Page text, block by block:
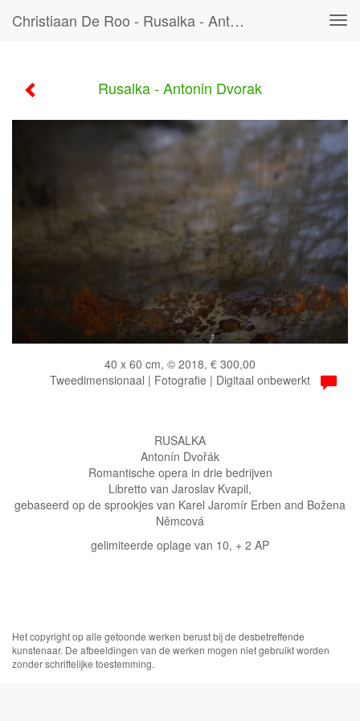
Christiaan De Roo - Rusalka - Antonin Dvorak
Rusalka - Antonin Dvorak
40 x 60 cm, © 2018, € 300,00
Tweedimensionaal | Fotografie | Digitaal onbewerkt
RUSALKA
Antonín Dvořák
Romantische opera in drie bedrijven
Libretto van Jaroslav Kvapil,
gebaseerd op de sprookjes van Karel Jaromír Erben and Božena
Němcová
gelimiteerde oplage van 10, + 2 AP
Het copyright op alle getoonde werken berust bij de desbetreffende
kunstenaar. De afbeeldingen van de werken mogen niet gebruikt worden
zonder schriftelijke toestemming.